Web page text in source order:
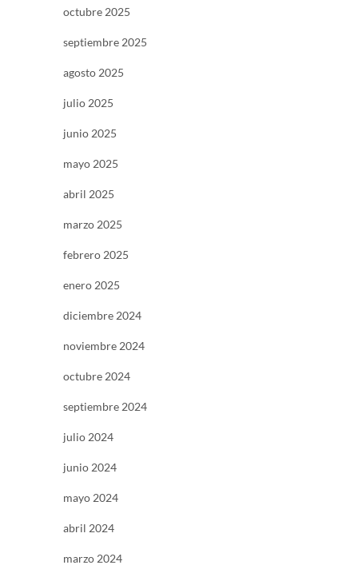
octubre 2025
septiembre 2025
agosto 2025
julio 2025
junio 2025
mayo 2025
abril 2025
marzo 2025
febrero 2025
enero 2025
diciembre 2024
noviembre 2024
octubre 2024
septiembre 2024
julio 2024
junio 2024
mayo 2024
abril 2024
marzo 2024